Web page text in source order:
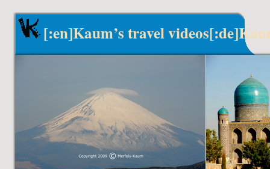
[:en]Kaum’s travel